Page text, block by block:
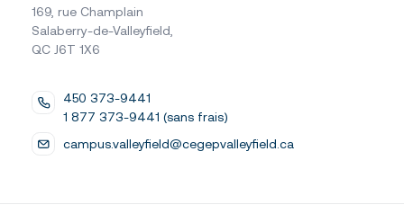
169, rue Champlain
Salaberry-de-Valleyfield,
QC J6T 1X6
450 373-9441
1 877 373-9441 (sans frais)
campus.valleyfield@cegepvalleyfield.ca